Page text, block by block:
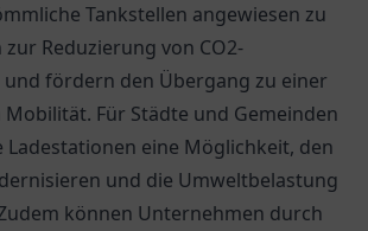
Tankstellen angewiesen zu
zur Reduzierung von CO2-
und fördern den Übergang zu einer
Für Städte und Gemeinden
eine Möglichkeit, den
und die Umweltbelastung
können Unternehmen durch